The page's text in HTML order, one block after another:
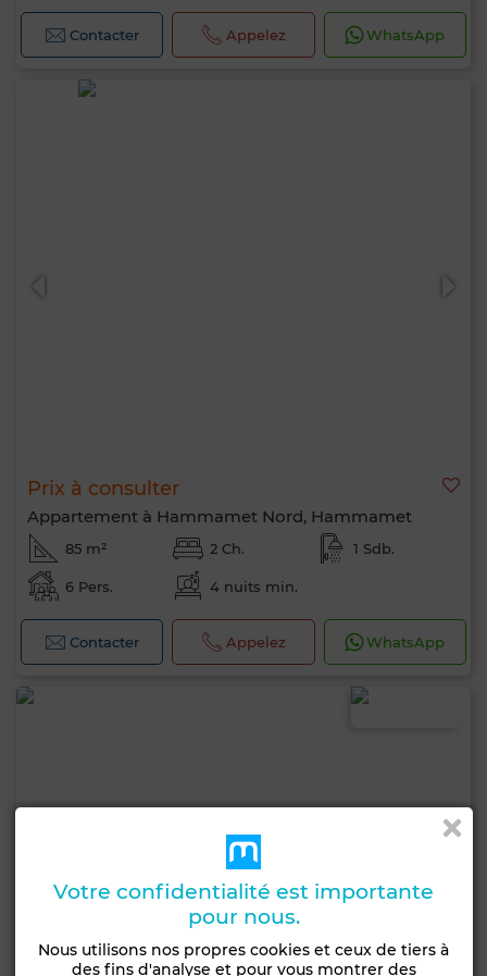
Contacter Appelez WhatsApp
Prix à consulter
Appartement à Hammamet Nord, Hammamet
85 m² 2 Ch. 1 Sdb.
6 Pers. 4 nuits min.
Contacter Appelez WhatsApp
Votre confidentialité est importante
pour nous.
Nous utilisons nos propres cookies et ceux de tiers à
des fins d'analyse et pour vous montrer des